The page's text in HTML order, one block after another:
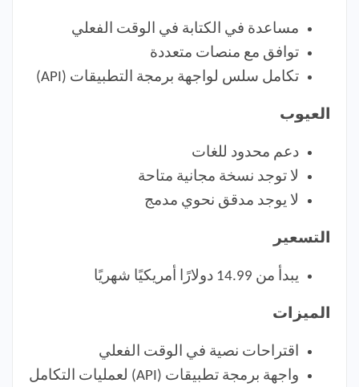
مساعدة في الكتابة في الوقت الفعلي
توافق مع منصات متعددة
تكامل سلس لواجهة برمجة التطبيقات (API)
العيوب
دعم محدود للغات
لا توجد نسخة مجانية متاحة
لا يوجد مدقق نحوي مدمج
التسعير
يبدأ من 14.99 دولارًا أمريكيًا شهريًا
الميزات
اقتراحات نصية في الوقت الفعلي
واجهة برمجة تطبيقات (API) لعمليات التكامل